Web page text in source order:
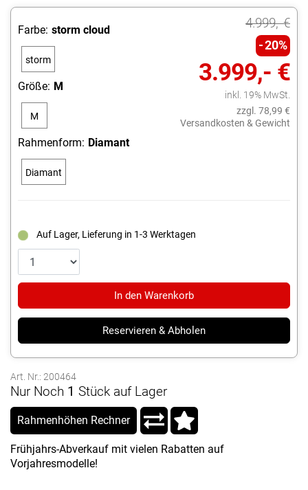
4.999,- €
20%
3.999,- €
inkl. 19% MwSt.
zzgl. 78,99 €
Versandkosten & Gewicht
Farbe: storm cloud
storm
Größe: M
M
Rahmenform: Diamant
Diamant
Auf Lager, Lieferung in 1-3 Werktagen
In den Warenkorb
Reservieren & Abholen
Art. Nr.: 200464
Nur Noch 1 Stück auf Lager
Rahmenhöhen Rechner
Frühjahrs-Abverkauf mit vielen Rabatten auf
Vorjahresmodelle!